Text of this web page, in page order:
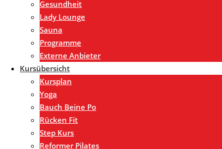
Gesundheit
Lady Lounge
Sauna
Programme
Externe Anbieter
Kursübersicht
Kursplan
Yoga
Bauch Beine Po
Rücken Fit
Step Kurs
Reformer Pilates